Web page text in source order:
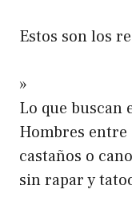
Estos son los
»
Lo que buscan
Hombres entre
castaños o
sin rapar y